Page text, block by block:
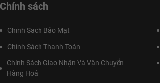
Chính sách
Chính Sách Bảo Mật
Chính Sách Thanh Toán
Chính Sách Giao Nhận Và Vận Chuyển
Hàng Hoá